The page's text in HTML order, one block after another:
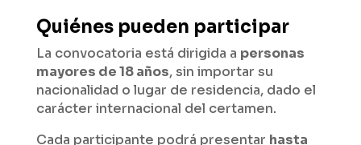
Quiénes pueden participar
La convocatoria está dirigida a personas
mayores de 18 años, sin importar su
nacionalidad o lugar de residencia, dado el
carácter internacional del certamen.
Cada participante podrá presentar hasta